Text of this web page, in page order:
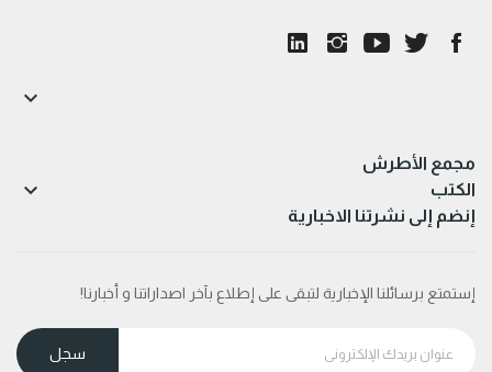
مجمع الأطرش

الكتب 
إنضم إلى نشرتنا الاخبارية
إستمتع برسائلنا الإخبارية لتبقى على إطلاع بآخر اصداراتنا و أخبارنا!